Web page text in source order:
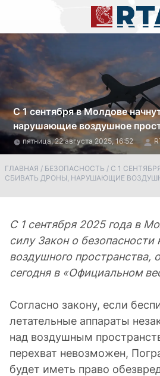
С 1 сентября в Молдове
нарушающие воздушное
пятница, 22 августа 2025, 16:52
ГЛАВНАЯ / БЕЗОПАСНОСТЬ / С 1
СБИВАТЬ ДРОНЫ, НАРУШАЮЩИЕ
С 1 сентября 2025 года в
силу Закон о безопасности
воздушного пространства,
сегодня в «Официальном
Согласно закону, если
летательные аппараты
над воздушным
перехват невозможен,
будет иметь право